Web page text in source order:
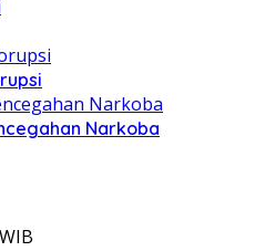
Narkoba